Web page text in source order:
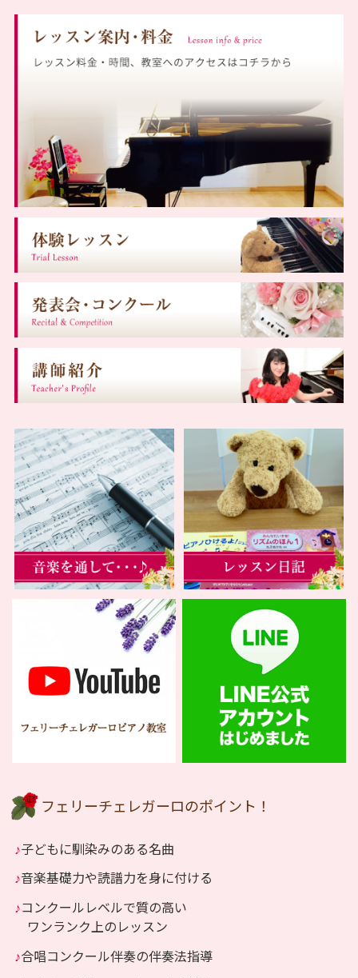
フェリーチェレガーロのポイント！
♪子どもに馴染みのある名曲
♪音楽基礎力や読譜力を身に付ける
♪コンクールレベルで質の高い
ワンランク上のレッスン
♪合唱コンクール伴奏の伴奏法指導